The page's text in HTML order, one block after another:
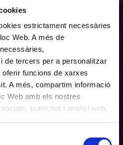
estrictament necessàries
Web. A més de
de tercers per a personalitzar
funcions de xarxes
A més, compartim informació
Web amb els nostres
publicitat i anàlisi web,